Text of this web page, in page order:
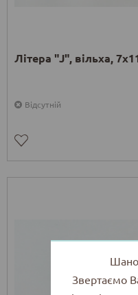
Літера "J", вільха,
Відсутній
Звертаємо